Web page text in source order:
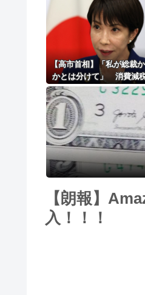
海外「おめで
【高市首相】「私が総裁
かとは分けて」 消費減
年後に私の責任で戻す」
【朗報】
入！！！